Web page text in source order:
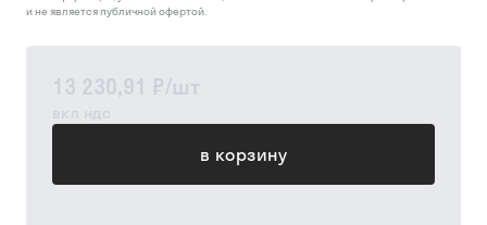
13 230,91 ₽/шт
вкл ндс
в корзину
и не является публичной офертой.